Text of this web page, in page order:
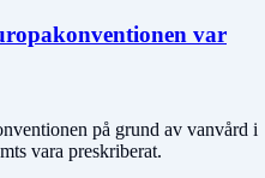
var
på grund av vanvård i
vara preskriberat.